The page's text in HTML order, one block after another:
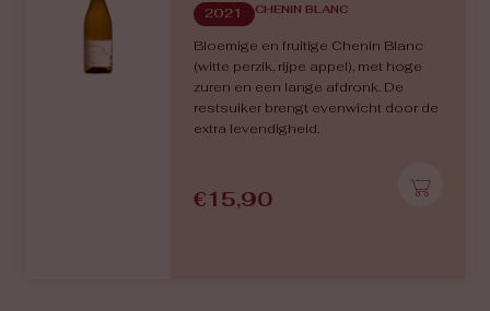
2021 CHENIN BLANC
Bloemige en fruitige Chenin Blanc
(witte perzik, rijpe appel), met hoge
zuren en een lange afdronk. De
restsuiker brengt evenwicht door de
extra levendigheid.
€15,90